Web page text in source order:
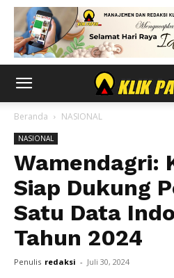
Beranda NASIONAL
NASIONAL
Wamendagri:
Siap Dukung
Satu Data
Tahun 2024
Penulis redaksi - Juli 30, 2024